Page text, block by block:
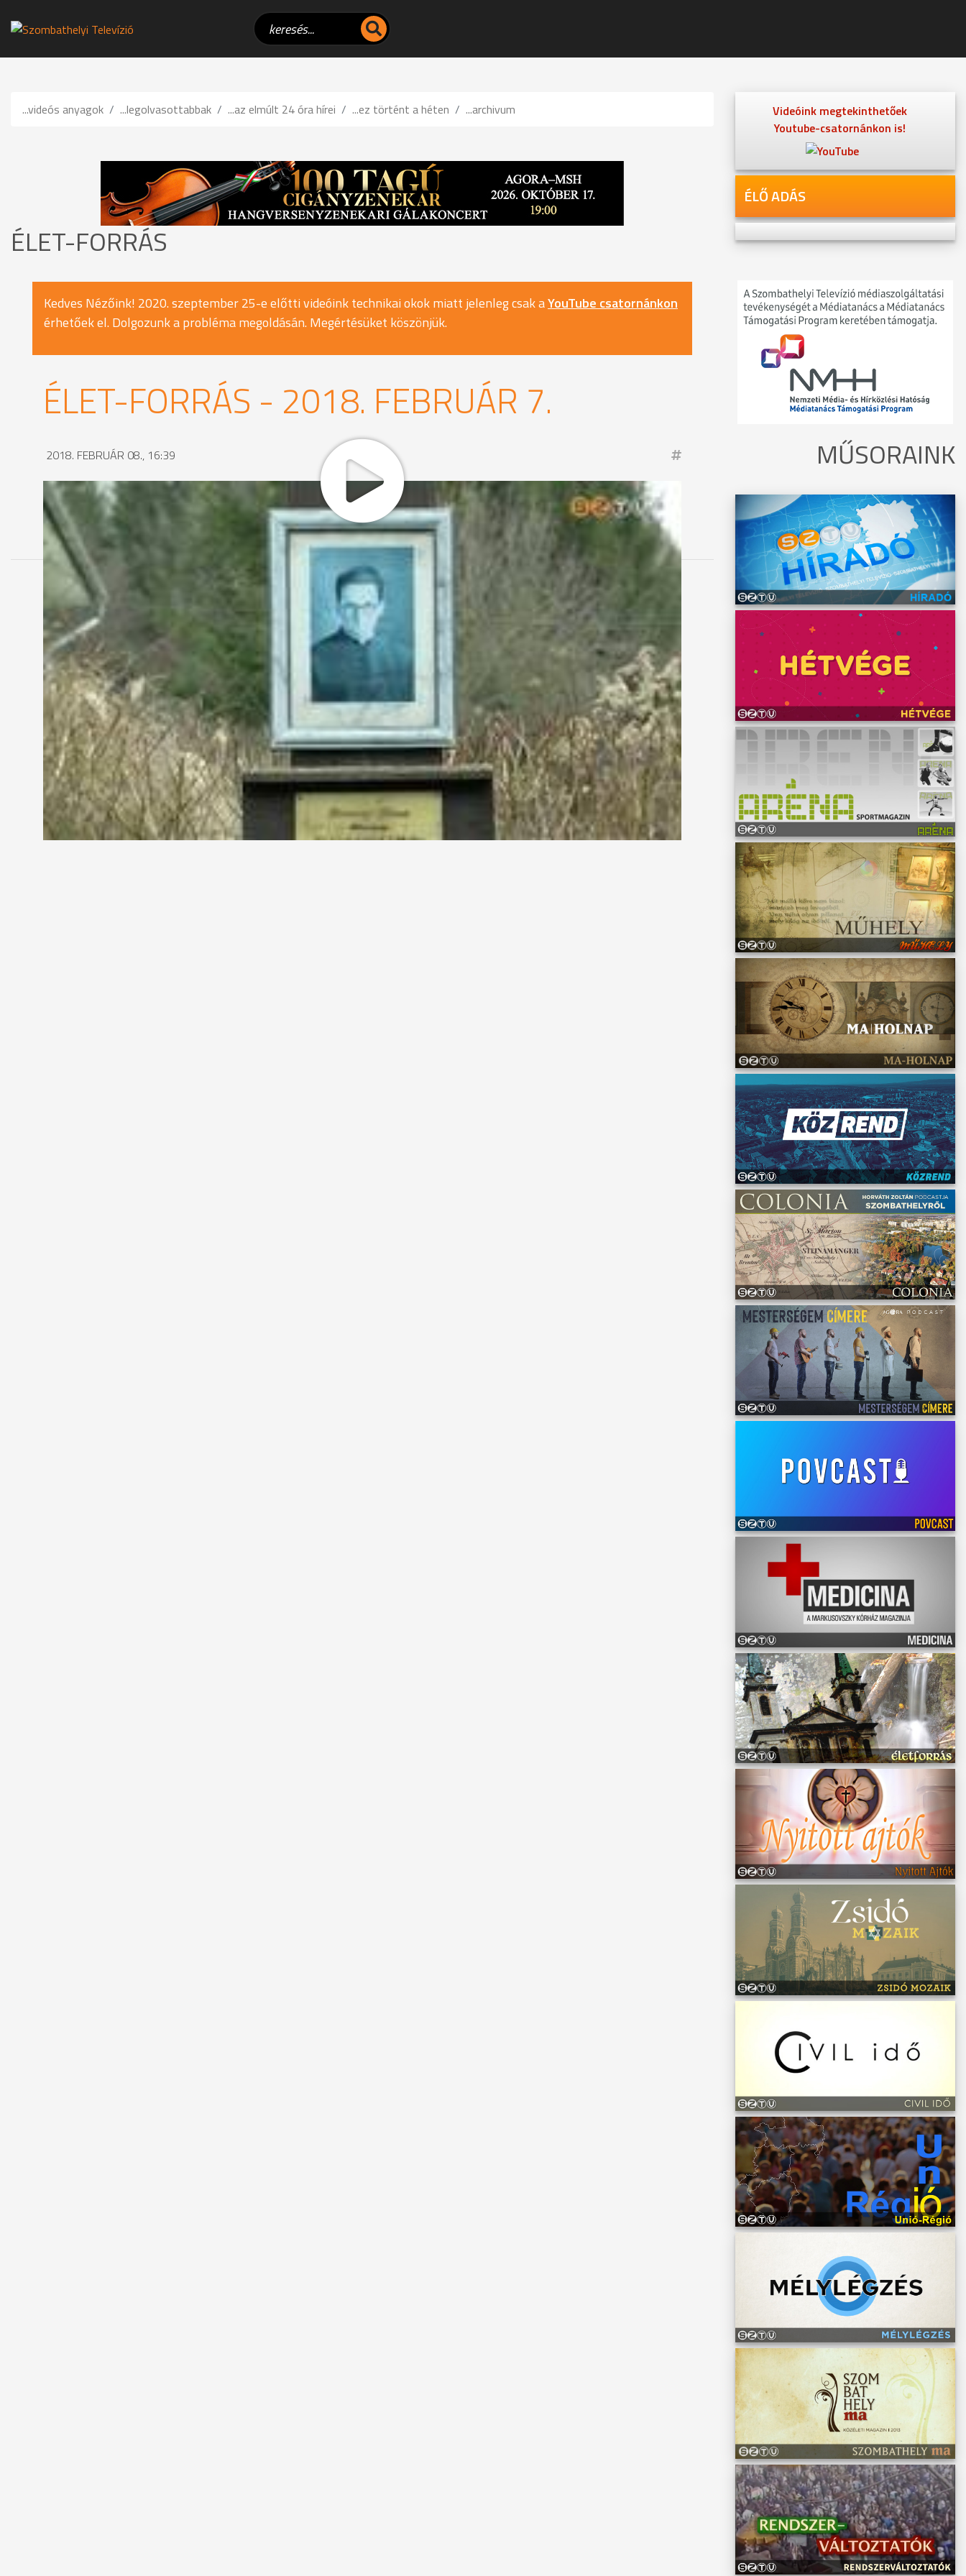
...videós anyagok ...legolvasottabbak ...az elmúlt 24 óra hírei ...ez történt a héten ...archivum
ÉLET-FORRÁS
Kedves Nézőink! 2020. szeptember 25-e előtti videóink technikai okok miatt jelenleg csak aYouTube csatornánkon
érhetőek el. Dolgozunk a probléma megoldásán. Megértésüket köszönjük.
ÉLET-FORRÁS - 2018. FEBRUÁR 7.
2018. FEBRUÁR 08., 16:39
MEGOSZTÁS
Videóink megtekinthetőek
Youtube-csatornánkon is!
ÉLŐ ADÁS
MŰSORAINK